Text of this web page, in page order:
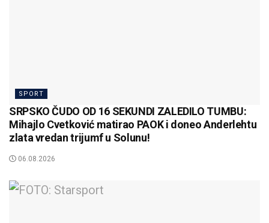
SPORT
SRPSKO ČUDO OD 16 SEKUNDI ZALEDILO TUMBU:
Mihajlo Cvetković matirao PAOK i doneo Anderlehtu
zlata vredan trijumf u Solunu!
06.08.2026